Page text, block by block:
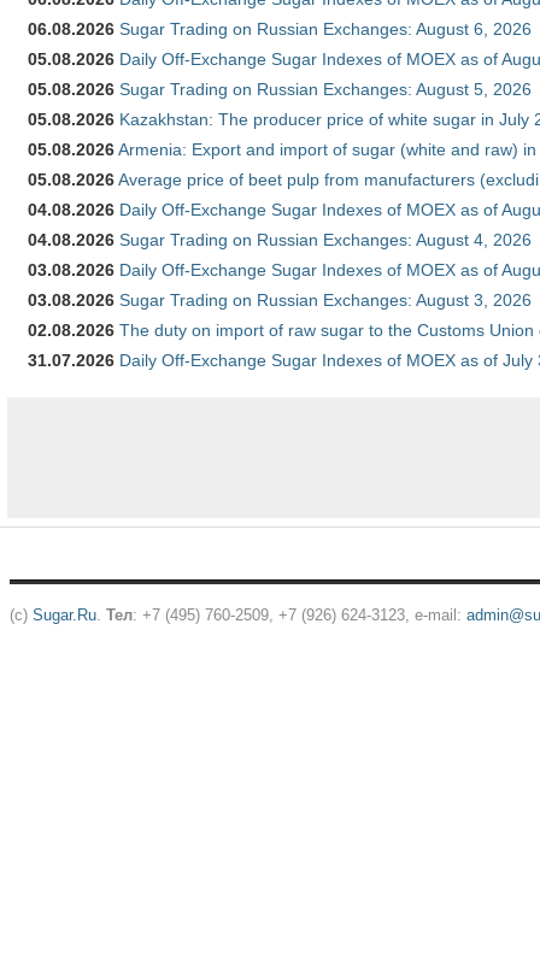
06.08.2026 Sugar Trading on Russian Exchanges: August 6, 2026
05.08.2026 Daily Off-Exchange Sugar Indexes of MOEX as of
05.08.2026 Sugar Trading on Russian Exchanges: August 5, 2026
05.08.2026 Kazakhstan: The producer price of white sugar in July
05.08.2026Armenia: Export and import of sugar (white and raw)
05.08.2026Average price of beet pulp from manufacturers
04.08.2026 Daily Off-Exchange Sugar Indexes of MOEX as of
04.08.2026 Sugar Trading on Russian Exchanges: August 4, 2026
03.08.2026 Daily Off-Exchange Sugar Indexes of MOEX as of
03.08.2026 Sugar Trading on Russian Exchanges: August 3, 2026
02.08.2026 The duty on import of raw sugar to the Customs
31.07.2026 Daily Off-Exchange Sugar Indexes of MOEX as of July
(c) Sugar.Ru. Тел: +7 (495) 760-2509, +7 (926) 624-3123, e-mail: